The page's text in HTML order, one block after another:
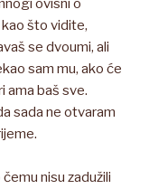
ovisni o
kao što vidite,
se dvoumi, ali
sam mu, ako će
ama baš sve.
sada ne otvaram
nisu zadužili